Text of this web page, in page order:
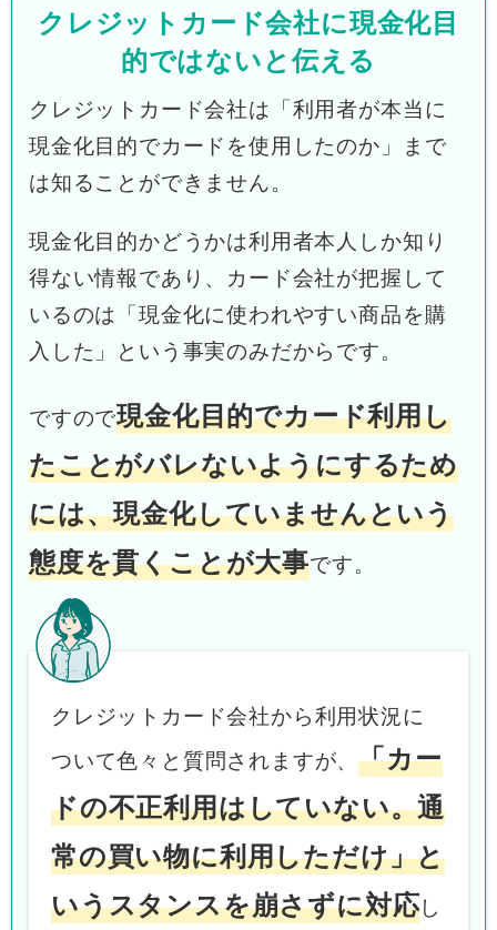
クレジットカード会社に現金化目
的ではないと伝える
クレジットカード会社は「利用者が本当に
現金化目的でカードを使用したのか」まで
は知ることができません。
現金化目的かどうかは利用者本人しか知り
得ない情報であり、カード会社が把握して
いるのは「現金化に使われやすい商品を購
入した」という事実のみだからです。
ですので現金化目的でカード利用し
たことがバレないようにするため
には、現金化していませんという
態度を貫くことが大事です。
クレジットカード会社から利用状況に
ついて色々と質問されますが、「カー
ドの不正利用はしていない。通
常の買い物に利用しただけ」と
いうスタンスを崩さずに対応し